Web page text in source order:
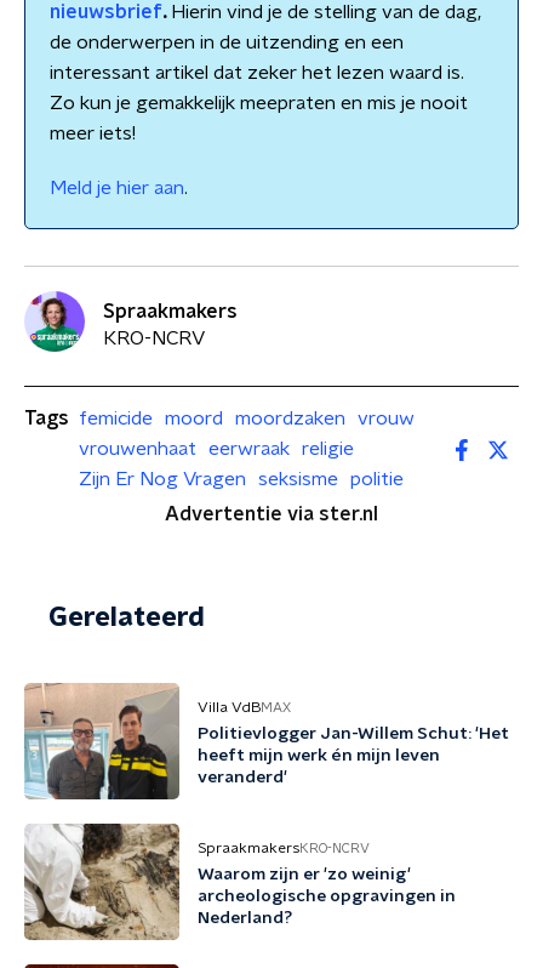
nieuwsbrief.Hierin vind je de stelling van de dag,
de onderwerpen in de uitzending en een
interessant artikel dat zeker het lezen waard is.
Zo kun je gemakkelijk meepraten en mis je nooit
meer iets!
Meld je hier aan.
Spraakmakers
KRO-NCRV
Tags femicide moord moordzaken
vrouw
vrouwenhaat
eerwraak
religie
Zijn Er Nog Vragen
seksisme
politie
Advertentie via ster.nl
Gerelateerd
Villa VdBMAX
Politievlogger Jan-Willem Schut: 'Het
heeft mijn werk én mijn leven
veranderd'
SpraakmakersKRO-NCRV
Waarom zijn er 'zo weinig'
archeologische opgravingen in
Nederland?